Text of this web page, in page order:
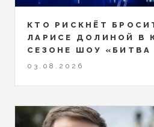
КТО РИСКНЁТ
ЛАРИСЕ ДОЛИНОЙ В
СЕЗОНЕ ШОУ «БИТВА
03.08.2026